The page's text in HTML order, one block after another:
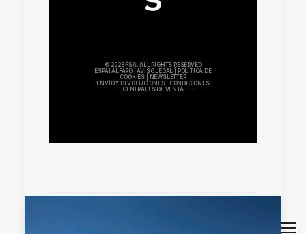
© 2023 FSA. ALL RIGHTS RESERVED
ESPAI ALFARO |AVISO LEGAL
POLÍTICA DE
COOKIES
NEWSLETTER
ENVÍO Y DEVOLUCIONES|
CONDICIONES
GENERALES DE VENTA